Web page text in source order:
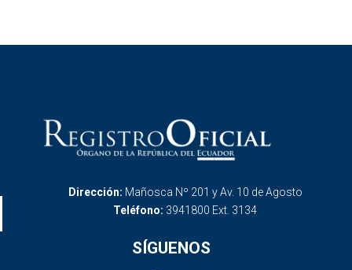
Dirección: Mañosca Nº 201 y Av. 10 de Agosto
Teléfono: 3941800 Ext. 3134
SÍGUENOS